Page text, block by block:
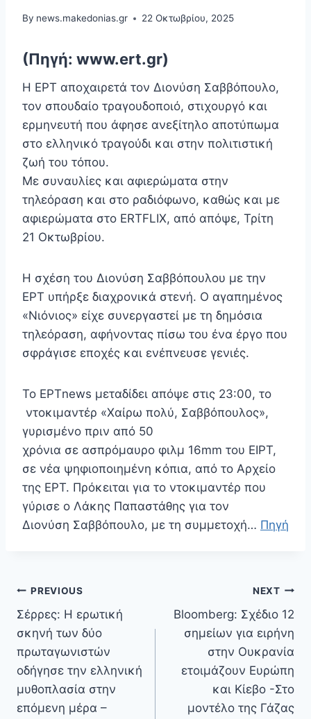
By news.makedonias.gr 22 Οκτωβρίου, 2025
(Πηγή: www.ert.gr)
Η ΕΡΤ αποχαιρετά τον Διονύση Σαββόπουλο,
τον σπουδαίο τραγουδοποιό, στιχουργό και
ερμηνευτή που άφησε ανεξίτηλο αποτύπωμα
στο ελληνικό τραγούδι και στην πολιτιστική
ζωή του τόπου.
Με συναυλίες και αφιερώματα στην
τηλεόραση και στο ραδιόφωνο, καθώς και με
αφιερώματα στο ERTFLIX, από απόψε, Τρίτη
21 Οκτωβρίου.
Η σχέση του Διονύση Σαββόπουλου με την
ΕΡΤ υπήρξε διαχρονικά στενή. Ο αγαπημένος
«Νιόνιος» είχε συνεργαστεί με τη δημόσια
τηλεόραση, αφήνοντας πίσω του ένα έργο που
σφράγισε εποχές και ενέπνευσε γενιές.
Το ΕΡΤnews μεταδίδει απόψε στις 23:00, το
ντοκιμαντέρ «Χαίρω πολύ, Σαββόπουλος»,
γυρισμένο πριν από 50
χρόνια σε ασπρόμαυρο φιλμ 16mm του ΕΙΡΤ,
σε νέα ψηφιοποιημένη κόπια, από το Αρχείο
της ΕΡΤ. Πρόκειται για το ντοκιμαντέρ που
γύρισε ο Λάκης Παπαστάθης για τον
Διονύση Σαββόπουλο, με τη συμμετοχή… Πηγή
Πλοήγηση
άρθρων
PREVIOUS
Σέρρες: Η ερωτική
σκηνή των δύο
πρωταγωνιστών
οδήγησε την ελληνική
μυθοπλασία στην
επόμενη μέρα –
NEXT
Bloomberg: Σχέδιο 12
σημείων για ειρήνη
στην Ουκρανία
ετοιμάζουν Ευρώπη
και Κίεβο -Στο
μοντέλο της Γάζας